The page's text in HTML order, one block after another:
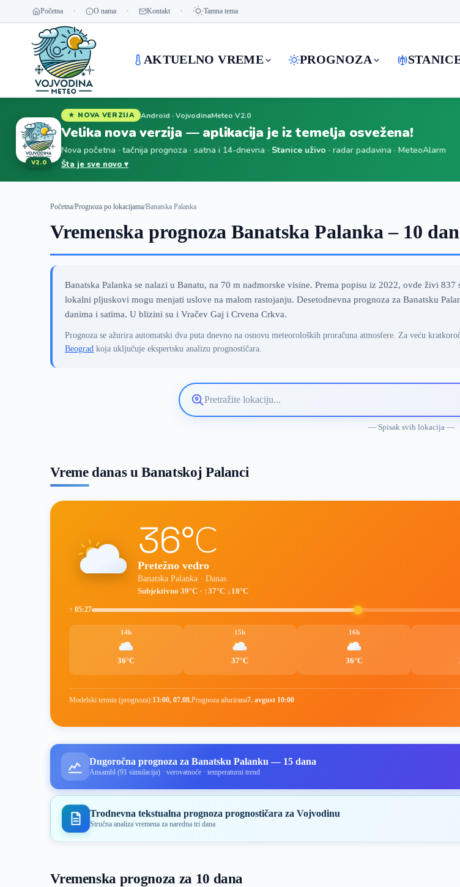
Početna O nama Kontakt Tamna tema
AKTUELNO VREME PROGNOZA
V2.0
★ NOVA VERZIJA Android · VojvodinaMeteo V2.0
Velika nova verzija — aplikacija je iz temelja osvežena!
Nova početna · tačnija prognoza · satna i 14-dnevna · Stanice uživo · radar padavina · MeteoAlarm
Šta je sve novo ▾
Početna/Prognoza po lokacijama/Banatska Palanka
Vremenska prognoza Banatska Palanka – 10
Banatska Palanka se nalazi u Banatu, na 70 m nadmorske visine. Prema popisu iz 2022, ovde živi
lokalni pljuskovi mogu menjati uslove na malom rastojanju. Desetodnevna prognoza za Banatsku
danima i satima. U blizini su i Vračev Gaj i Crvena Crkva.
Prognoza se ažurira automatski dva puta dnevno na osnovu meteoroloških proračuna atmosfere. Za veću
Beograd koja uključuje ekspertsku analizu prognostičara.
Pretražite
lokaciju
— Spisak svih lokacija —
Vreme danas u Banatskoj Palanci
36°C
Pretežno vedro
Banatska Palanka · Danas
Subjektivno 39°C · ↑37°C ↓18°C
↑ 05:27
14h
36°C
15h
37°C
16h
36°C
Modelski termin (prognoza):13:00, 07.08.Prognoza ažurirana7. avgust 10:00
Dugoročna prognoza za Banatsku Palanku — 15 dana
Ansambl (91 simulacija) · verovatnoće · temperaturni trend
Trodnevna tekstualna prognoza prognostičara za Vojvodinu
Stručna analiza vremena za naredna tri dana
Vremenska prognoza za 10 dana